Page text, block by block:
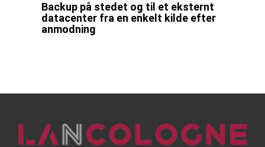
Backup på stedet og til et eksternt
datacenter fra en enkelt kilde efter
anmodning